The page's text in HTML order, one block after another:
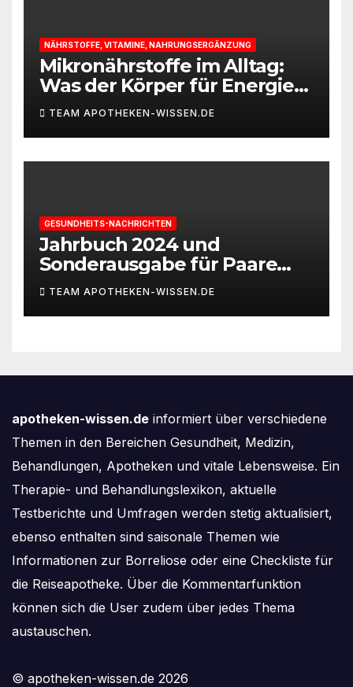
NÄHRSTOFFE, VITAMINE, NAHRUNGSERGÄNZUNG
Mikronährstoffe im Alltag:
Was der Körper für Energie
und Leistungsfähigkeit
braucht
TEAM APOTHEKEN-WISSEN.DE
GESUNDHEITS-NACHRICHTEN
Jahrbuch 2024 und
Sonderausgabe für Paare
des Deutschen IVF-Registers:
Zahl der Mehrlingsgeburten
nach
TEAM APOTHEKEN-WISSEN.DE
apotheken-wissen.de informiert über verschiedene
Themen in den Bereichen Gesundheit, Medizin,
Behandlungen, Apotheken und vitale Lebensweise. Ein
Therapie- und Behandlungslexikon, aktuelle
Testberichte und Umfragen werden stetig aktualisiert,
ebenso enthalten sind saisonale Themen wie
Informationen zur Borreliose oder eine Checkliste für
die Reiseapotheke. Über die Kommentarfunktion
können sich die User zudem über jedes Thema
austauschen.
© apotheken-wissen.de 2026